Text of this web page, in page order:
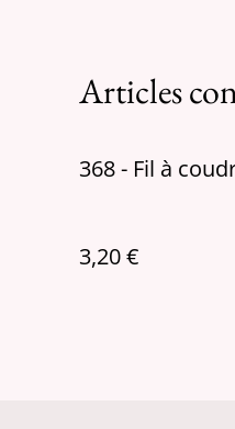
Articles
368 - Fil à
3,20 €